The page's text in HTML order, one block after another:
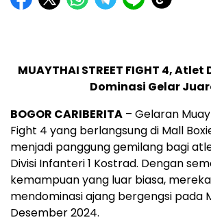
MUAYTHAI STREET FIGHT 4,
Dominasi Gelar
BOGOR CARIBERITA – Gelaran
Fight 4 yang berlangsung di Mall
menjadi panggung gemilang bagi
Divisi Infanteri 1 Kostrad. Dengan
kemampuan yang luar biasa,
mendominasi ajang bergengsi pada
Desember 2024.